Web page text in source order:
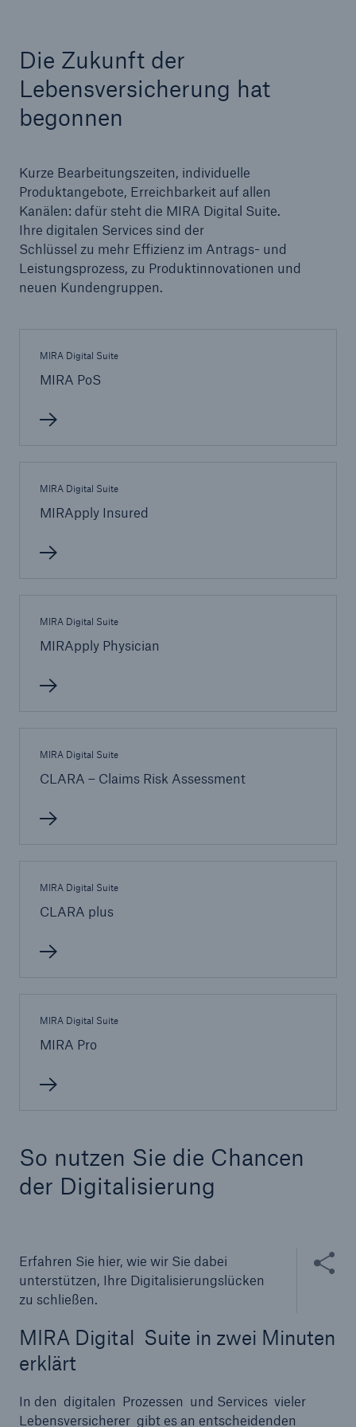
Die Zukunft der
Lebensversicherung hat
begonnen
Kurze Bearbeitungszeiten, individuelle
Produktangebote, Erreichbarkeit auf allen
Kanälen: dafür steht die MIRA Digital Suite.
Ihre digitalen Services sind der
Schlüssel zu mehr Effizienz im Antrags- und
Leistungsprozess, zu Produktinnovationen und
neuen Kundengruppen.
MIRA Digital Suite
MIRA PoS
MIRA Digital Suite
MIRApply Insured
MIRA Digital Suite
MIRApply Physician
MIRA Digital Suite
CLARA – Claims Risk Assessment
MIRA Digital Suite
CLARA plus
MIRA Digital Suite
MIRA Pro
So nutzen Sie die Chancen
der Digitalisierung
Erfahren Sie hier, wie wir Sie dabei
unterstützen, Ihre Digitalisierungslücken
zu schließen.
Inhalte
MIRA Digital Suite in zwei Minuten
erklärt
In den digitalen Prozessen und Services vieler
Lebensversicherer gibt es an entscheidenden
Marine Trend Radar 2025
Naturkatastrophen
Versicherungslücke: der Anteil der nicht
versicherten Schäden aus Naturkatastrophen
seit 1980 beträgt
71.8%
Sachdeckung durch einen leistungsfähigen
Rückversicherungspartner
CLARA reduziert die Wartezeit bis zur
50 %
Cyber
600 bn
US Dollar im Jahr 2018